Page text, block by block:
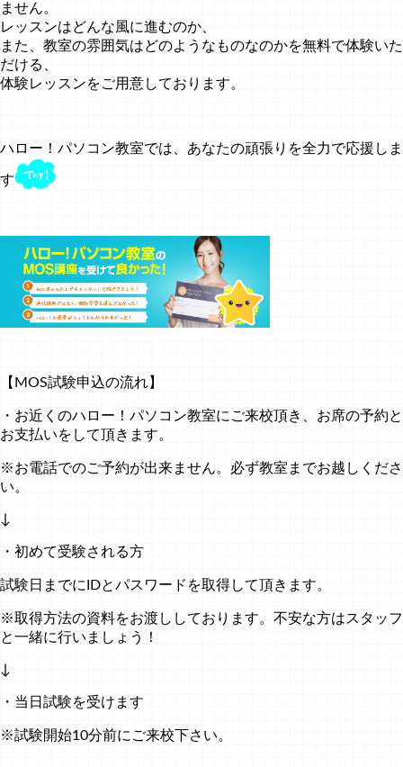
ません。
レッスンはどんな風に進むのか、
また、教室の雰囲気はどのようなものなのかを無料で体験いた
だける、
体験レッスンをご用意しております。
ハロー！パソコン教室では、あなたの頑張りを全力で応援しま
す
【MOS試験申込の流れ】
・お近くのハロー！パソコン教室にご来校頂き、お席の予約と
お支払いをして頂きます。
※お電話でのご予約が出来ません。必ず教室までお越しくださ
い。
↓
・初めて受験される方
試験日までにIDとパスワードを取得して頂きます。
※取得方法の資料をお渡ししております。不安な方はスタッフ
と一緒に行いましょう！
↓
・当日試験を受けます
※試験開始10分前にご来校下さい。